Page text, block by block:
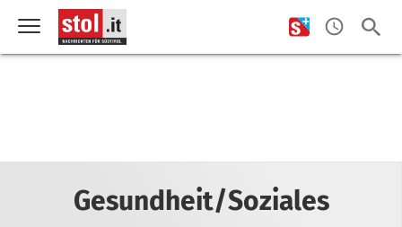
Gesundheit/Soziales